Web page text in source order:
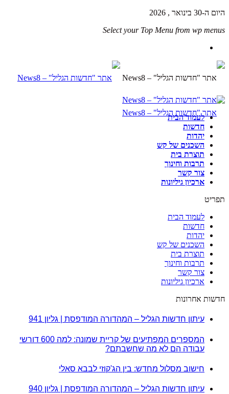
היום ה-30 בינואר , 2026
Select your Top Menu from wp menus
לעמוד הבית
חדשות
יהדות
השכנים של קש
תוצרת בית
תרבות וחינוך
צור קשר
ארכיון גיליונות
תפריט
לעמוד הבית
חדשות
יהדות
השכנים של קש
תוצרת בית
תרבות וחינוך
צור קשר
ארכיון גיליונות
חדשות אחרונות
עיתון חדשות הגליל – המהדורה המודפסת | גליון 941
המספרים המפתיעים של קריית שמונה: למה 600 דורשי
עבודה הם לא מה שחשבתם?
חישוב מסלול מחדש: בין הג'קוזי לבבא סאלי
עיתון חדשות הגליל – המהדורה המודפסת | גליון 940